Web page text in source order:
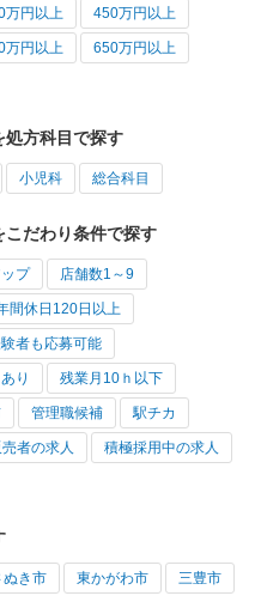
万円以上 450万円以上
万円以上 650万円以上
処方科目で探す
小児科 総合科目
だわり条件で探す
プ 店舗数1～9
間休日120日以上
者も応募可能
り 残業月10ｈ以下
管理職候補 駅チカ
者の求人 積極採用中の求人
ぬき市 東かがわ市 三豊市